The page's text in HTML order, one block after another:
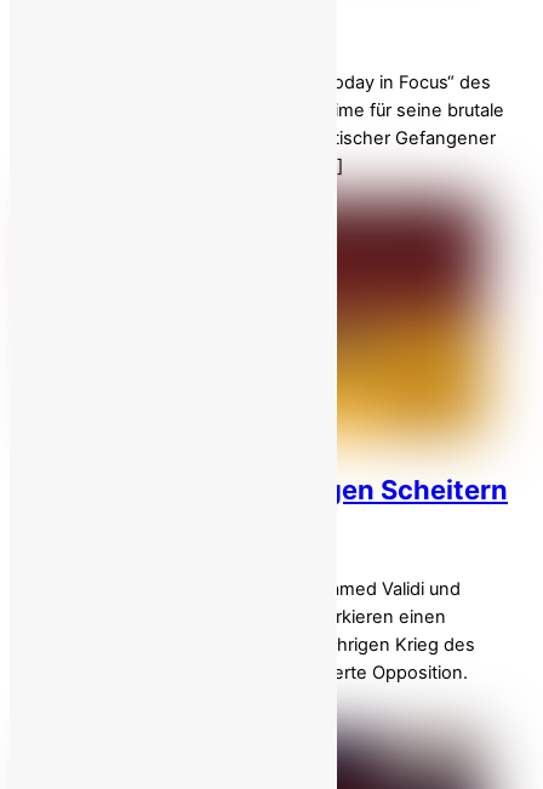
In der neuesten Folge des Podcasts „Today in Focus“ des
Guardian wird das iranische Klerikerregime für seine brutale
Beschleunigung der Hinrichtungen politischer Gefangener
bloßgestellt. Unter dem Deckmantel […]
PMOI-Hinrichtungen zeigen Scheitern
Die Hinrichtungen von Kommandant Hamed Validi und
Mohammad (Nima) Massoum Shahi markieren einen
entscheidenden Wendepunkt im langjährigen Krieg des
iranischen Regimes gegen die organisierte Opposition.